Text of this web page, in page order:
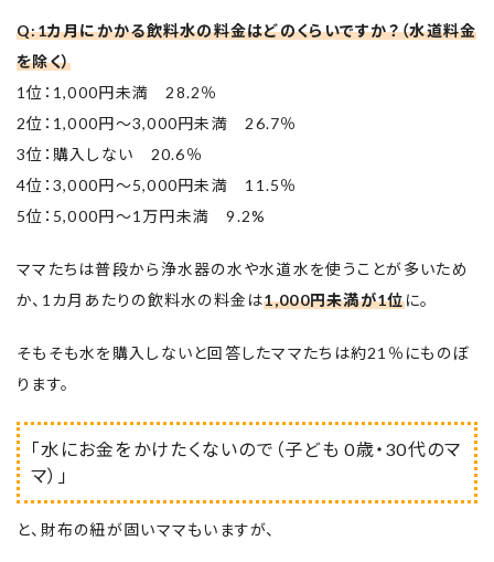
Q:1カ月にかかる飲料水の料金はどのくらいですか？（水道料金
を除く）
1位：1,000円未満 28.2％
2位：1,000円～3,000円未満 26.7％
3位：購入しない 20.6％
4位：3,000円～5,000円未満 11.5％
5位：5,000円～1万円未満 9.2%
ママたちは普段から浄水器の水や水道水を使うことが多いため
か、1カ月あたりの飲料水の料金は1,000円未満が1位に。
そもそも水を購入しないと回答したママたちは約21％にものぼ
ります。
「水にお金をかけたくないので（子ども 0歳・30代のマ
マ）」
と、財布の紐が固いママもいますが、